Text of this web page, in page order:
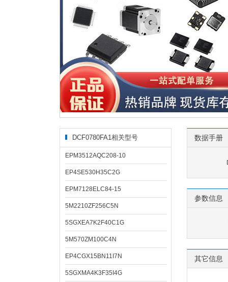
DCF0780FA1相关型号
EPM3512AQC208-10
EP4SE530H35C2G
EPM7128ELC84-15
5M2210ZF256C5N
5SGXEA7K2F40C1G
5M570ZM100C4N
EP4CGX15BN11I7N
5SGXMA4K3F35I4G
数据手册
参数信息
其它信息